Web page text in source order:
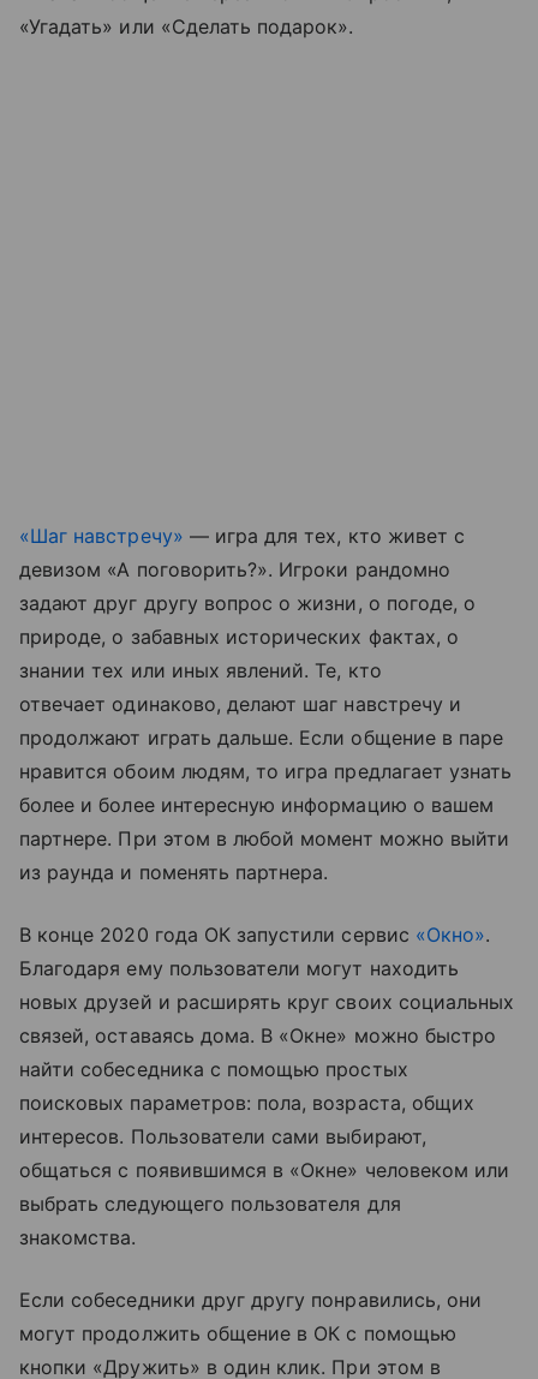
«Угадать» или «Сделать подарок».
«Шаг навстречу» — игра для тех, кто живет с
девизом «А поговорить?». Игроки рандомно
задают друг другу вопрос о жизни, о погоде, о
природе, о забавных исторических фактах, о
знании тех или иных явлений. Те, кто
отвечает одинаково, делают шаг навстречу и
продолжают играть дальше. Если общение в паре
нравится обоим людям, то игра предлагает узнать
более и более интересную информацию о вашем
партнере. При этом в любой момент можно выйти
из раунда и поменять партнера.
В конце 2020 года ОК запустили сервис «Окно».
Благодаря ему пользователи могут находить
новых друзей и расширять круг своих социальных
связей, оставаясь дома. В «Окне» можно быстро
найти собеседника с помощью простых
поисковых параметров: пола, возраста, общих
интересов. Пользователи сами выбирают,
общаться с появившимся в «Окне» человеком или
выбрать следующего пользователя для
знакомства.
Если собеседники друг другу понравились, они
могут продолжить общение в ОК с помощью
кнопки «Дружить» в один клик. При этом в